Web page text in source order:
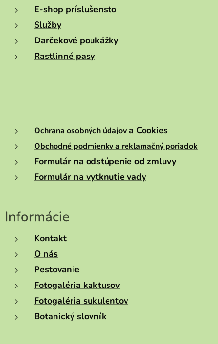
E-shop príslušensto
Služby
Darčekové poukážky
Rastlinné pasy
Ochrana osobných údajov a Cookies
Obchodné podmienky a reklamačný poriadok
Formulár na odstúpenie od zmluvy
Formulár na vytknutie vady
Informácie
Kontakt
O nás
Pestovanie
Fotogaléria kaktusov
Fotogaléria sukulentov
Botanický slovník